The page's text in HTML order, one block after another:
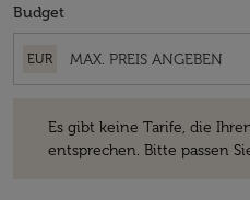
Budget
EUR
Es gibt keine Tarife, die
entsprechen. Bitte passen